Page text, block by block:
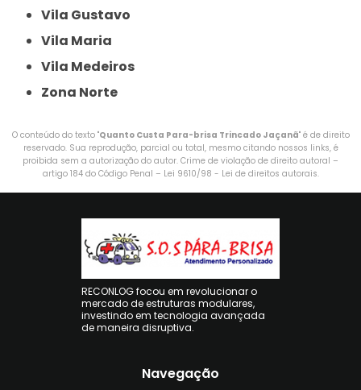
Vila Gustavo
Vila Maria
Vila Medeiros
Zona Norte
O conteúdo do texto "Quanto Custa Para-brisa Trincado Jaçanã" é de direito
reservado. Sua reprodução, parcial ou total, mesmo citando nossos links, é
proibida sem a autorização do autor. Crime de violação de direito autoral –
artigo 184 do Código Penal – Lei 9610/98 - Lei de direitos autorais.
RECONLOG focou em revolucionar o
mercado de estruturas modulares,
investindo em tecnologia avançada
de maneira disruptiva.
Navegação